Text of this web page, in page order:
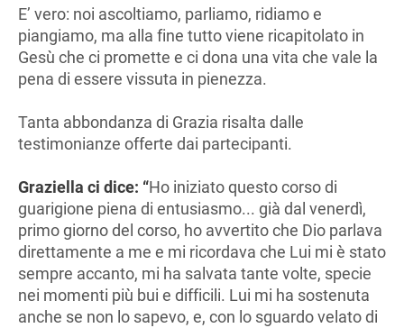
E’ vero: noi ascoltiamo, parliamo, ridiamo e
piangiamo, ma alla fine tutto viene ricapitolato in
Gesù che ci promette e ci dona una vita che vale la
pena di essere vissuta in pienezza.
Tanta abbondanza di Grazia risalta dalle
testimonianze offerte dai partecipanti.
Graziella ci dice: “Ho iniziato questo corso di
guarigione piena di entusiasmo... già dal venerdì,
primo giorno del corso, ho avvertito che Dio parlava
direttamente a me e mi ricordava che Lui mi è stato
sempre accanto, mi ha salvata tante volte, specie
nei momenti più bui e difficili. Lui mi ha sostenuta
anche se non lo sapevo, e, con lo sguardo velato di